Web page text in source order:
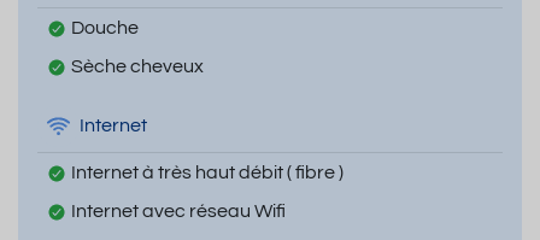
Douche
Sèche cheveux
Internet
Internet à très haut débit ( fibre )
Internet avec réseau Wifi